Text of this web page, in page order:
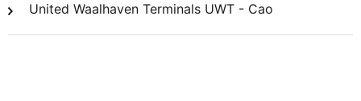
United Waalhaven Terminals UWT - Cao